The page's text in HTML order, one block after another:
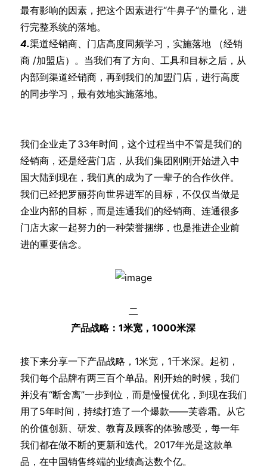
最有影响的因素，把这个因素进行“牛鼻子”的量化，进
行完整系统的落地。
4.渠道经销商、门店高度同频学习，实施落地 （经销
商 /加盟店）。当我们有了方向、工具和目标之后，从
内部到渠道经销商，再到我们的加盟门店，进行高度
的同步学习，最有效地实施落地。
我们企业走了33年时间，这个过程当中不管是我们的
经销商，还是经营门店，从我们集团刚刚开始进入中
国大陆到现在，我们真的成为了一辈子的合作伙伴。
我们已经把罗丽芬向世界进军的目标，不仅仅当做是
企业内部的目标，而是连通我们的经销商、连通很多
门店大家一起努力的一种荣誉捆绑，也是推进企业前
进的重要信念。
二
产品战略：1米宽，1000米深
接下来分享一下产品战略，1米宽，1千米深。起初，
我们每个品牌有两三百个单品。刚开始的时候，我们
并没有“断舍离”一步到位，而是慢慢优化，到现在我们
用了5年时间，持续打造了一个爆款——芙蓉霜。从它
的价值创新、研发、教育及顾客的体验感受，每一年
我们都在做不断的更新和迭代。2017年光是这款单
品，在中国销售终端的业绩高达数个亿。